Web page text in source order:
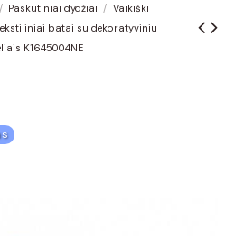
Paskutiniai dydžiai
Vaikiški
batai su dekoratyviniu
K1645004NE